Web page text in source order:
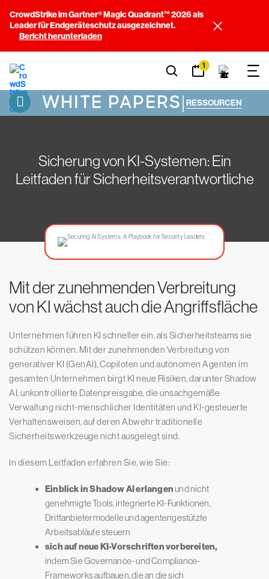
CrowdStrike im Gartner® Magic Quadrant™ 2026 als
Leader für Endgeräteschutz ausgezeichnet.
Bericht herunterladen
1
WHITE PAPERS| RESSOURCEN
Sicherung von KI-Systemen: Ein
Leitfaden für Sicherheitsverantwortliche
Mit der zunehmenden Verbreitung
von KI wächst auch die Angriffsfläche
Unternehmen führen KI schneller ein, als Sicherheitsteams sie
schützen können. Mit der zunehmenden Verbreitung von
generativer KI (GenAI), Copiloten und autonomen Agenten im
gesamten Unternehmen birgt KI neue Risiken, darunter Shadow
AI, unkontrollierte Datenpreisgabe, die unsachgemäße
Verwaltung nicht-menschlicher Identitäten und KI-gesteuerte
Verhaltensweisen, auf deren Abwehr traditionelle
Sicherheitswerkzeuge nicht ausgelegt sind.
In diesem Leitfaden erfahren Sie, wie Sie:
Einblick in Shadow AI erlangenund nicht
genehmigte Tools, integrierte KI-Funktionen,
Drittanbietermodelle und agentengestützte
Arbeitsabläufe steuern
sich auf neue KI-Vorschriften vorbereiten,
indem Sie Governance- und Compliance-
Frameworks aufbauen, die an die sich